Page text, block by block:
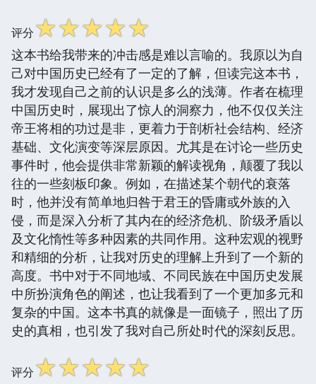
评分☆☆☆☆☆
这本书给我带来的冲击感是难以言喻的。我原以为自
己对中国历史已经有了一定的了解，但读完这本书，
我才发现自己之前的认识是多么的浅薄。作者在梳理
中国历史时，展现出了惊人的洞察力，他不仅仅关注
帝王将相的功过是非，更着力于剖析社会结构、经济
基础、文化演变等深层原因。尤其是在讨论一些历史
事件时，他会提供非常新颖的解读视角，颠覆了我以
往的一些刻板印象。例如，在描述某个朝代的衰落
时，他并没有简单地归咎于君王的昏庸或外族的入
侵，而是深入分析了其内在的经济危机、阶级矛盾以
及文化惰性等多种因素的共同作用。这种宏观的视野
和精细的分析，让我对历史的理解上升到了一个新的
高度。书中对于不同地域、不同民族在中国历史发展
中所扮演角色的阐述，也让我看到了一个更加多元和
复杂的中国。这本书真的就像是一面镜子，照出了历
史的真相，也引发了我对自己所处时代的深刻反思。
评分☆☆☆☆☆